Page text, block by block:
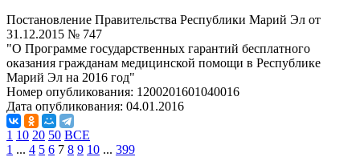
Постановление Правительства Республики Марий Эл от
31.12.2015 № 747
"О Программе государственных гарантий бесплатного
оказания гражданам медицинской помощи в Республике
Марий Эл на 2016 год"
Номер опубликования: 1200201601040016
Дата опубликования: 04.01.2016
1 10 20 50 ВСЕ
1 ... 4 5 6 7 8 9 10 ... 399